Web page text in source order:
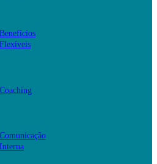
Benefícios
Flexíveis
Coaching
Comunicação
Interna